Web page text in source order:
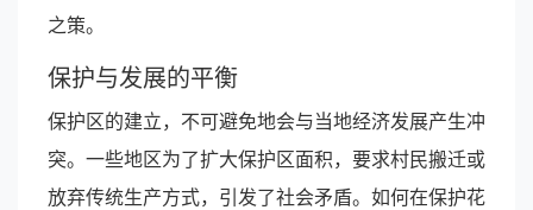
之策。
保护与发展的平衡
保护区的建立，不可避免地会与当地经济发展产生冲
突。一些地区为了扩大保护区面积，要求村民搬迁或
放弃传统生产方式，引发了社会矛盾。如何在保护花